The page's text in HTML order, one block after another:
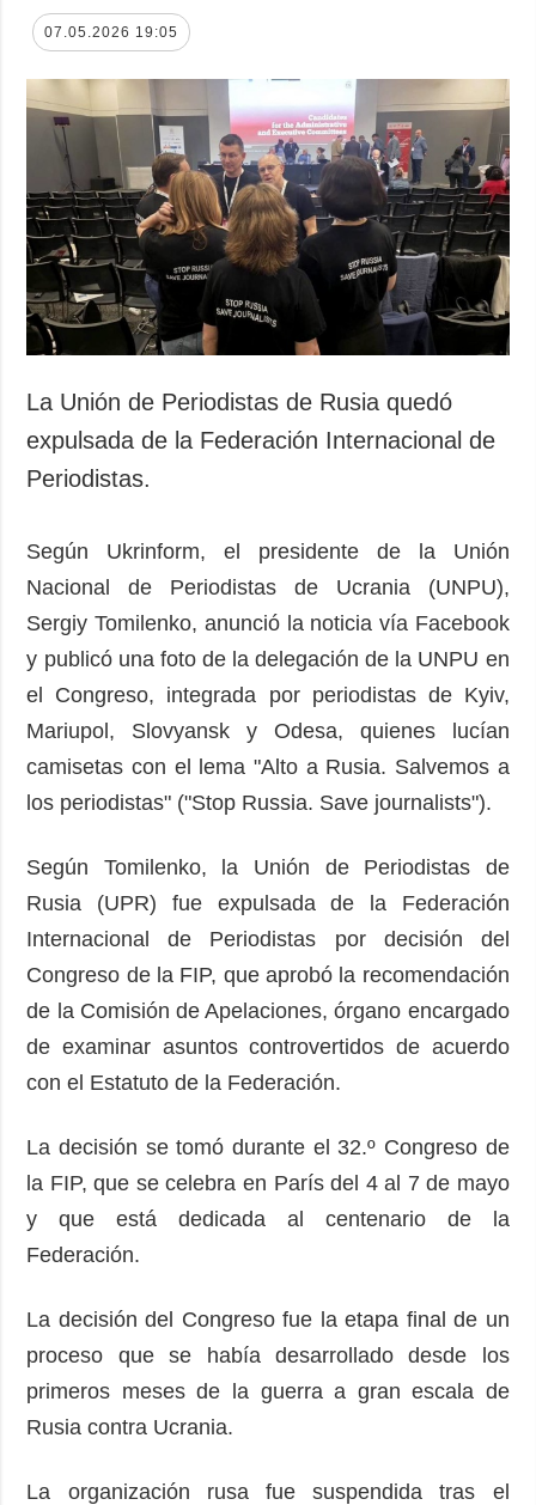
07.05.2026 19:05
La Unión de Periodistas de Rusia quedó
expulsada de la Federación Internacional de
Periodistas.
Según Ukrinform, el presidente de la Unión
Nacional de Periodistas de Ucrania (UNPU),
Sergiy Tomilenko, anunció la noticia vía Facebook
y publicó una foto de la delegación de la UNPU en
el Congreso, integrada por periodistas de Kyiv,
Mariupol, Slovyansk y Odesa, quienes lucían
camisetas con el lema "Alto a Rusia. Salvemos a
los periodistas" ("Stop Russia. Save journalists").
Según Tomilenko, la Unión de Periodistas de
Rusia (UPR) fue expulsada de la Federación
Internacional de Periodistas por decisión del
Congreso de la FIP, que aprobó la recomendación
de la Comisión de Apelaciones, órgano encargado
de examinar asuntos controvertidos de acuerdo
con el Estatuto de la Federación.
La decisión se tomó durante el 32.º Congreso de
la FIP, que se celebra en París del 4 al 7 de mayo
y que está dedicada al centenario de la
Federación.
La decisión del Congreso fue la etapa final de un
proceso que se había desarrollado desde los
primeros meses de la guerra a gran escala de
Rusia contra Ucrania.
La organización rusa fue suspendida tras el